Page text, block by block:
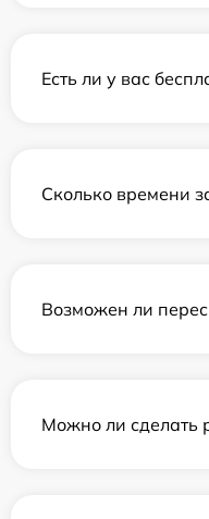
Есть ли у вас
Сколько времени
Возможен ли
Можно ли сделать